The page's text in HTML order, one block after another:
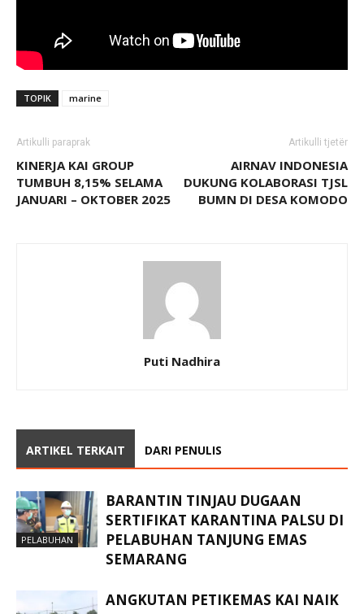
TOPIK marine
Artikulli paraprak
KINERJA KAI GROUP
TUMBUH 8,15% SELAMA
JANUARI – OKTOBER 2025
Artikulli tjetër
AIRNAV INDONESIA
DUKUNG KOLABORASI TJSL
BUMN DI DESA KOMODO
Puti Nadhira
ARTIKEL TERKAIT DARI PENULIS
PELABUHAN
BARANTIN TINJAU DUGAAN
SERTIFIKAT KARANTINA PALSU DI
PELABUHAN TANJUNG EMAS
SEMARANG
ANGKUTAN PETIKEMAS KAI NAIK